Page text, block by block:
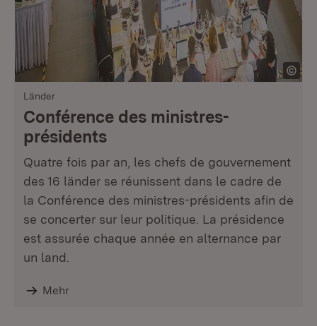
Länder
Conférence des ministres-
présidents
Quatre fois par an, les chefs de gouvernement
des 16 länder se réunissent dans le cadre de
la Conférence des ministres-présidents afin de
se concerter sur leur politique. La présidence
est assurée chaque année en alternance par
un land.
Mehr